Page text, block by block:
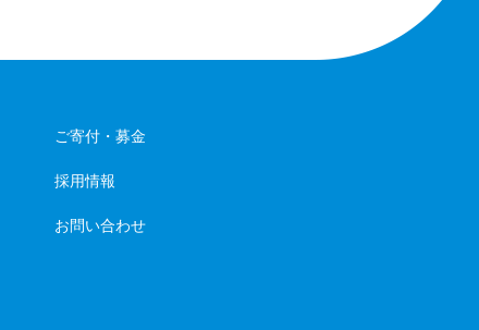
ご寄付・募金
採用情報
お問い合わせ